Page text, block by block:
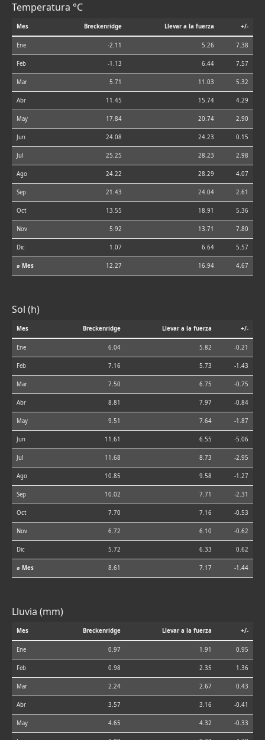
Temperatura °C
Mes Breckenridge Llevar a la fuerza +/-
Ene -2.11 5.26 7.38
Feb -1.13 6.44 7.57
Mar 5.71 11.03 5.32
Abr 11.45 15.74 4.29
May 17.84 20.74 2.90
Jun 24.08 24.23 0.15
Jul 25.25 28.23 2.98
Ago 24.22 28.29 4.07
Sep 21.43 24.04 2.61
Oct 13.55 18.91 5.36
Nov 5.92 13.71 7.80
Dic 1.07 6.64 5.57
⌀ Mes 12.27 16.94 4.67
Sol (h)
Mes Breckenridge Llevar a la fuerza +/-
Ene 6.04 5.82 -0.21
Feb 7.16 5.73 -1.43
Mar 7.50 6.75 -0.75
Abr 8.81 7.97 -0.84
May 9.51 7.64 -1.87
Jun 11.61 6.55 -5.06
Jul 11.68 8.73 -2.95
Ago 10.85 9.58 -1.27
Sep 10.02 7.71 -2.31
Oct 7.70 7.16 -0.53
Nov 6.72 6.10 -0.62
Dic 5.72 6.33 0.62
⌀ Mes 8.61 7.17 -1.44
Lluvia (mm)
Mes Breckenridge Llevar a la fuerza +/-
Ene 0.97 1.91 0.95
Feb 0.98 2.35 1.36
Mar 2.24 2.67 0.43
Abr 3.57 3.16 -0.41
May 4.65 4.32 -0.33